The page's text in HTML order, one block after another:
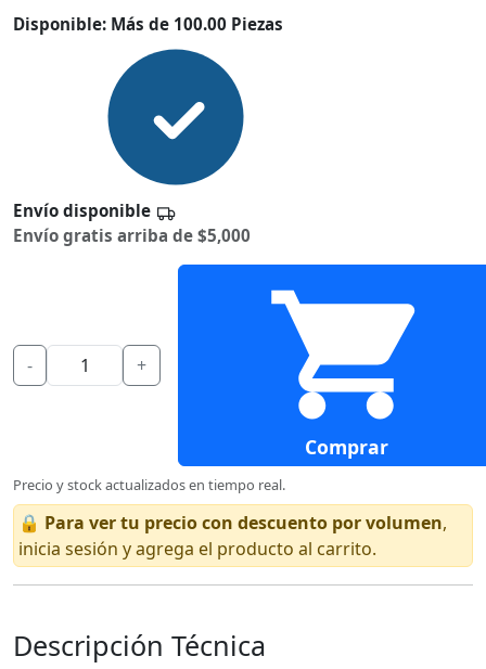
Disponible: Más de 100.00 Piezas
Envío disponible
Envío gratis arriba de $5,000
- +
Comprar
Precio y stock actualizados en tiempo real.
🔒 Para ver tu precio con descuento por volumen,
inicia sesión y agrega el producto al carrito.
Descripción Técnica